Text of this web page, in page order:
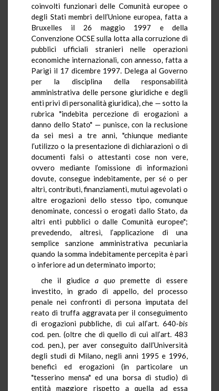
coinvolti funzionari delle Comunità europee o
degli Stati membri dell’Unione europea, fatta a
Bruxelles il 26 maggio 1997 e della
Convenzione OCSE sulla lotta alla corruzione di
pubblici ufficiali stranieri nelle operazioni
economiche internazionali, con annesso, fatta a
Parigi il 17 dicembre 1997. Delega al Governo
per la disciplina della responsabilità
amministrativa delle persone giuridiche e degli
enti privi di personalità giuridica), che — sotto la
rubrica "indebita percezione di erogazioni a
danno dello Stato" — punisce, con la reclusione
da sei mesi a tre anni, "chiunque mediante
l’utilizzo o la presentazione di dichiarazioni o di
documenti falsi o attestanti cose non vere,
ovvero mediante l’omissione di informazioni
dovute, consegue indebitamente, per sé o per
altri, contributi, finanziamenti, mutui agevolati o
altre erogazioni dello stesso tipo, comunque
denominate, concessi o erogati dallo Stato, da
altri enti pubblici o dalle Comunità europee";
prevedendo, altresì, l’applicazione di una
semplice sanzione amministrativa pecuniaria
quando la somma indebitamente percepita è pari
o inferiore ad un determinato importo;
che il giudice a quo premette di essere
investito, in grado di appello, del processo
penale nei confronti di persona imputata del
reato di truffa aggravata per il conseguimento
di erogazioni pubbliche, di cui all’art. 640-bis
cod. pen. (oltre che di quello di cui all’art. 483
cod. pen.), per aver conseguito dall’Università
degli studi di Milano, negli anni 1995 e 1996,
benefici ed erogazioni (in particolare un
"tesserino mensa" ed una borsa di studio) di
entità maggiore rispetto a quella ad essa